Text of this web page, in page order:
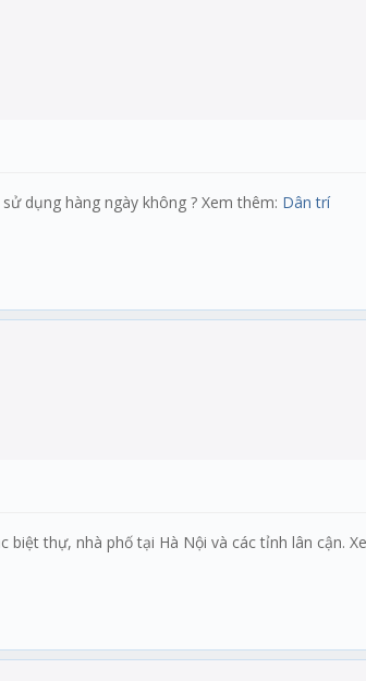
dụng hàng ngày không ? Xem thêm: Dân trí
thự, nhà phố tại Hà Nội và các tỉnh lân cận.